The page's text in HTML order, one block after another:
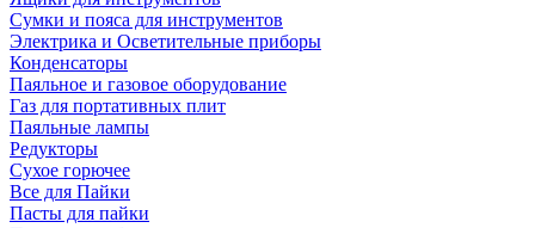
Сумки и пояса для инструментов
Электрика и Осветительные приборы
Конденсаторы
Паяльное и газовое оборудование
Газ для портативных плит
Паяльные лампы
Редукторы
Сухое горючее
Все для Пайки
Пасты для пайки